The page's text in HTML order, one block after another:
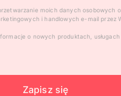
moich danych osobowych
i handlowych e-mail przez
o nowych produktach,
Zapisz się